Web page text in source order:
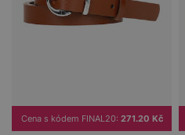
Cena s kódem FINAL20: 271.20 Kč